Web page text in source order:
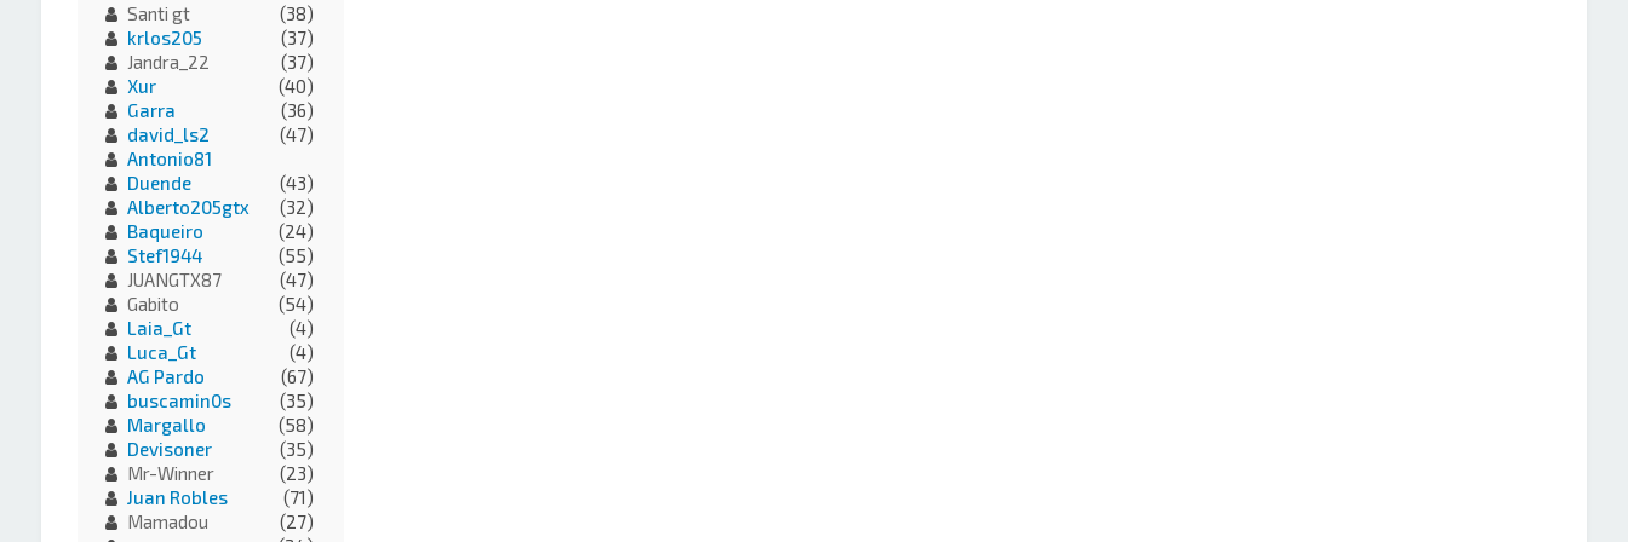
Santi gt
(38)
krlos205
(37)
Jandra_22
(37)
Xur
(40)
Garra
(36)
david_ls2
(47)
Antonio81
Duende
(43)
Alberto205gtx
(32)
Baqueiro
(24)
Stef1944
(55)
JUANGTX87
(47)
Gabito
(54)
Laia_Gt
(4)
Luca_Gt
(4)
AG Pardo
(67)
buscamin0s
(35)
Margallo
(58)
Devisoner
(35)
Mr-Winner
(23)
Juan Robles
(71)
Mamadou
(27)